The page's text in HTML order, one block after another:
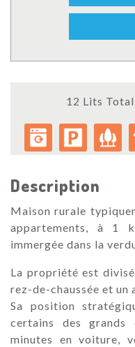
12 Lits
Description
Maison rurale
appartements, à 1
immergée dans la
La propriété est
rez-de-chaussée et un
Sa position
certains des
minutes en voiture,